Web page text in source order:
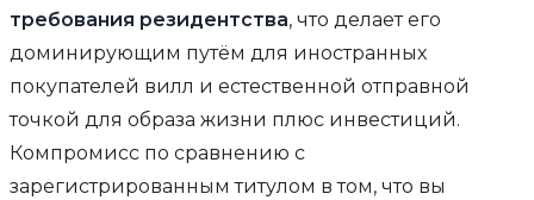
требования резидентства, что делает его
доминирующим путём для иностранных
покупателей вилл и естественной отправной
точкой для образа жизни плюс инвестиций.
Компромисс по сравнению с
зарегистрированным титулом в том, что вы